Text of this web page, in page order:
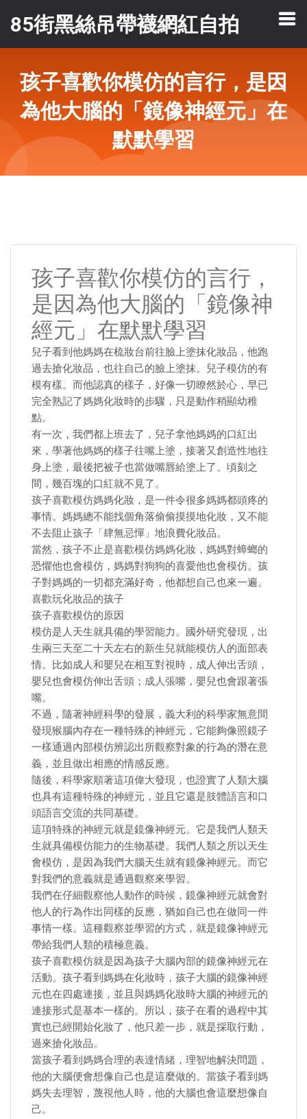
85街黑絲吊帶襪網紅自拍
孩子喜歡你模仿的言行，是因
為他大腦的「鏡像神經元」在
默默學習
孩子喜歡你模仿的言行，
是因為他大腦的「鏡像神
經元」在默默學習
兒子看到他媽媽在梳妝台前往臉上塗抹化妝品，他跑
過去搶化妝品，也往自己的臉上塗抹。兒子模仿的有
模有樣。而他認真的樣子，好像一切瞭然於心，早已
完全熟記了媽媽化妝時的步驟，只是動作稍顯幼稚
點。
有一次，我們都上班去了，兒子拿他媽媽的口紅出
來，學著他媽媽的樣子往嘴上塗，接著又創造性地往
身上塗，最後把被子也當做嘴唇給塗上了。頃刻之
間，幾百塊的口紅就不見了。
孩子喜歡模仿媽媽化妝，是一件令很多媽媽都頭疼的
事情。媽媽總不能找個角落偷偷摸摸地化妝，又不能
不去阻止孩子「肆無忌憚」地浪費化妝品。
當然，孩子不止是喜歡模仿媽媽化妝，媽媽對蟑螂的
恐懼他也會模仿，媽媽對狗狗的喜愛他也會模仿。孩
子對媽媽的一切都充滿好奇，他都想自己也來一遍。
喜歡玩化妝品的孩子
孩子喜歡模仿的原因
模仿是人天生就具備的學習能力。國外研究發現，出
生兩三天至二十天左右的新生兒就能模仿人的面部表
情。比如成人和嬰兒在相互對視時，成人伸出舌頭，
嬰兒也會模仿伸出舌頭；成人張嘴，嬰兒也會跟著張
嘴。
不過，隨著神經科學的發展，義大利的科學家無意間
發現猴腦內存在一種特殊的神經元，它能夠像照鏡子
一樣通過內部模仿辨認出所觀察對象的行為的潛在意
義，並且做出相應的情感反應。
隨後，科學家順著這項偉大發現，也證實了人類大腦
也具有這種特殊的神經元，並且它還是肢體語言和口
頭語言交流的共同基礎。
這項特殊的神經元就是鏡像神經元。它是我們人類天
生就具備模仿能力的生物基礎。我們人類之所以天生
會模仿，是因為我們大腦天生就有鏡像神經元。而它
對我們的意義就是通過觀察來學習。
我們在仔細觀察他人動作的時候，鏡像神經元就會對
他人的行為作出同樣的反應，猶如自己也在做同一件
事情一樣。這種觀察並學習的方式，就是鏡像神經元
帶給我們人類的積極意義。
孩子喜歡模仿就是因為孩子大腦內部的鏡像神經元在
活動。孩子看到媽媽在化妝時，孩子大腦的鏡像神經
元也在四處連接，並且與媽媽化妝時大腦的神經元的
連接形式是基本一樣的。所以，孩子在看的過程中其
實也已經開始化妝了，他只差一步，就是採取行動，
過來搶化妝品。
當孩子看到媽媽合理的表達情緒，理智地解決問題，
他的大腦便會想像自己也是這麼做的。當孩子看到媽
媽失去理智，蔑視他人時，他的大腦也會這麼想像自
己。